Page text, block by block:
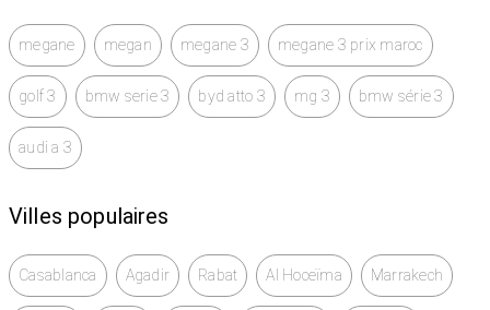
megane megan megane 3 megane 3 prix maroc
golf 3 bmw serie 3 byd atto 3 mg 3 bmw série 3
audi a 3
Villes populaires
Casablanca Agadir Rabat Al Hoceïma Marrakech